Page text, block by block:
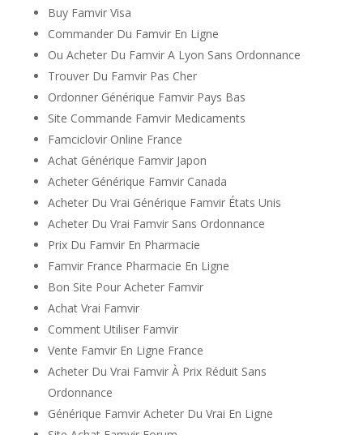
Buy Famvir Visa
Commander Du Famvir En Ligne
Ou Acheter Du Famvir A Lyon Sans Ordonnance
Trouver Du Famvir Pas Cher
Ordonner Générique Famvir Pays Bas
Site Commande Famvir Medicaments
Famciclovir Online France
Achat Générique Famvir Japon
Acheter Générique Famvir Canada
Acheter Du Vrai Générique Famvir États Unis
Acheter Du Vrai Famvir Sans Ordonnance
Prix Du Famvir En Pharmacie
Famvir France Pharmacie En Ligne
Bon Site Pour Acheter Famvir
Achat Vrai Famvir
Comment Utiliser Famvir
Vente Famvir En Ligne France
Acheter Du Vrai Famvir À Prix Réduit Sans
Ordonnance
Générique Famvir Acheter Du Vrai En Ligne